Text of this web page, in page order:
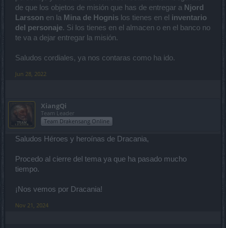
Server: Agathon
Personaje: Arthemis74
de que los objetos de misión que has de entregar a Njord
Larsson en la Mina de Hognis los tienes en el inventario
del personaje. Si los tienes en el almacen o en el banco no
te va a dejar entregar la misión.
Saludos cordiales, ya nos contaras como ha ido.
Jun 28, 2022
XiangQi
Team Leader
Team Drakensang Online
Saludos Héroes y heroínas de Dracania,
Procedo al cierre del tema ya que ha pasado mucho
tiempo.
¡Nos vemos por Dracania!
Nov 21, 2024